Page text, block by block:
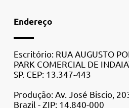
Endereço
Escritório: RUA AUGUSTO
PARK COMERCIAL DE
SP. CEP: 13.347-443
Produção: Av. José Biscio,
Brazil - ZIP: 14.840-000